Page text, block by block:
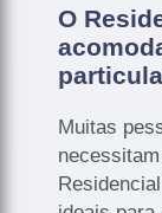
O
Muitas